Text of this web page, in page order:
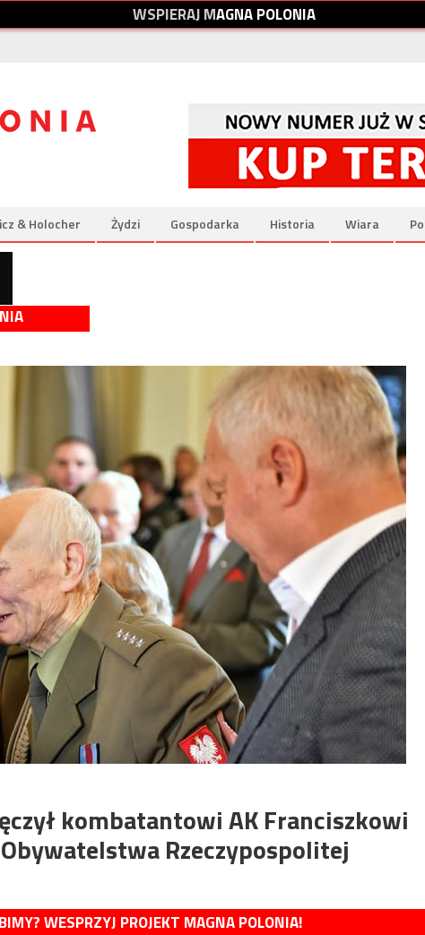
WSPIERAJMAGNAPOLONIA
& Holocher Żydzi Gospodarka Historia Wiara
kombatantowi AK Franciszkowi
Rzeczypospolitej
WESPRZYJ PROJEKT MAGNA POLONIA!